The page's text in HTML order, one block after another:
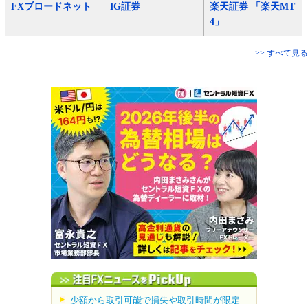
FXブロードネット IG証券
楽天証券 「楽天MT
4」
>> すべて見る
少額から取引可能で損失や取引時間が限定